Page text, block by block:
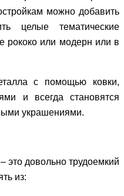
можно добавить
целые тематические
рококо или модерн или в
с помощью ковки,
и всегда становятся
украшениями.
это довольно трудоемкий
из: